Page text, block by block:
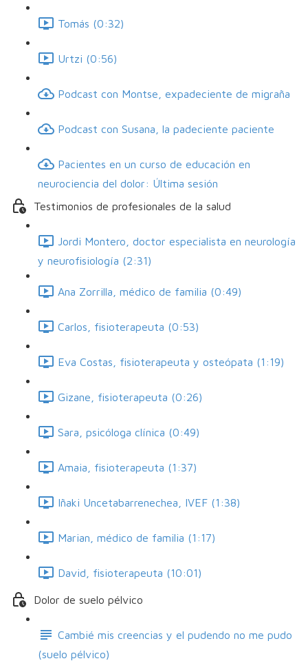
Tomás (0:32)
Urtzi (0:56)
Podcast con Montse, expadeciente de migraña
Podcast con Susana, la padeciente paciente
Pacientes en un curso de educación en
neurociencia del dolor: Última sesión
Testimonios de profesionales de la salud
Jordi Montero, doctor especialista en neurología
y neurofisiología (2:31)
Ana Zorrilla, médico de familia (0:49)
Carlos, fisioterapeuta (0:53)
Eva Costas, fisioterapeuta y osteópata (1:19)
Gizane, fisioterapeuta (0:26)
Sara, psicóloga clínica (0:49)
Amaia, fisioterapeuta (1:37)
Iñaki Uncetabarrenechea, IVEF (1:38)
Marian, médico de familia (1:17)
David, fisioterapeuta (10:01)
Dolor de suelo pélvico
Cambié mis creencias y el pudendo no me pudo
(suelo pélvico)